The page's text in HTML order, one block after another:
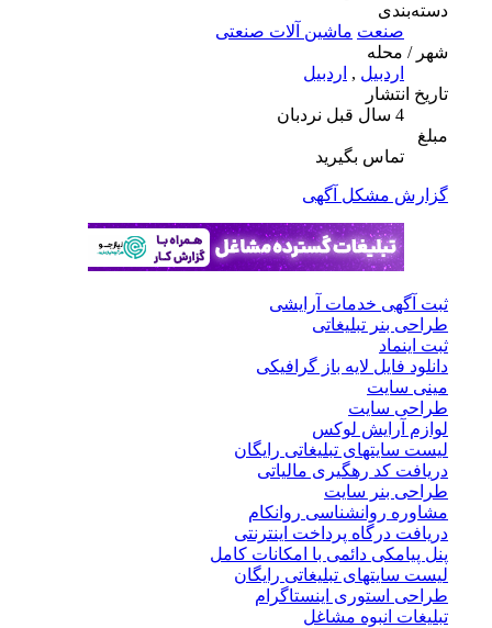
دسته‌بندی
صنعت ماشین آلات صنعتی
شهر / محله
,اردبیل
تاریخ انتشار
نردبان
تماس بگیرید
گزارش مشکل آگهی
ثبت آگهی خدمات آرایشی
طراحی بنر تبلیغاتی
ثبت اینماد
دانلود فایل لایه باز گرافیکی
مینی سایت
طراحی سایت
لوازم آرایش لوکس
لیست سایتهای تبلیغاتی رایگان
دریافت کد رهگیری مالیاتی
طراحی بنر سایت
مشاوره روانشناسی روانکام
دریافت درگاه پرداخت اینترنتی
پنل پیامکی دائمی با امکانات کامل
لیست سایتهای تبلیغاتی رایگان
طراحی استوری اینستاگرام
تبلیغات انبوه مشاغل